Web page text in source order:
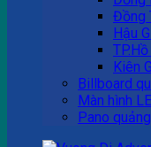
Đồng
Hậu
Kiên
Billboard
Màn hình
Pano